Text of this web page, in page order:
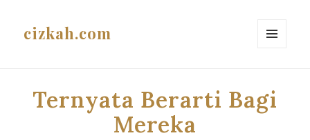
cizkah.com
Ternyata Berarti Bagi
Mereka